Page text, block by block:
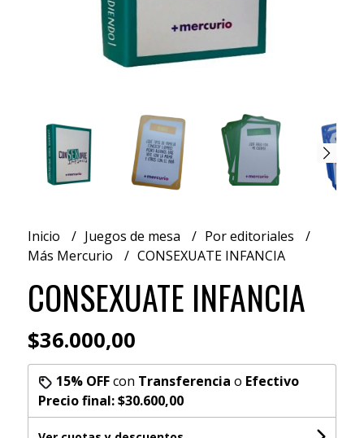
Inicio Juegos de mesa
Por editoriales
Más Mercurio
CONSEXUATE INFANCIA
CONSEXUATE INFANCIA
$36.000,00
15% OFFcon Transferencia o Efectivo
Precio final:$30.600,00